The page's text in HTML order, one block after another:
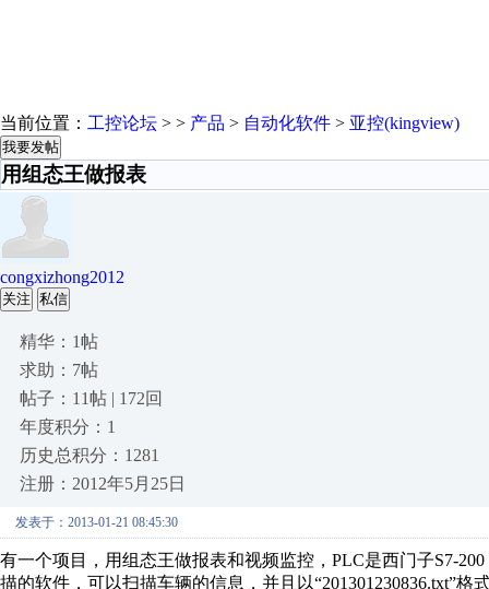
当前位置： 工控论坛 > > 产品 > 自动化软件 > 亚控(kingview)
我要发帖
用组态王做报表
congxizhong2012
关注 私信
精华：1帖
求助：7帖
帖子：11帖 | 172回
年度积分：1
历史总积分：1281
注册：2012年5月25日
发表于：2013-01-21 08:45:30
有一个项目，用组态王做报表和视频监控，PLC是西门子S7-
描的软件，可以扫描车辆的信息，并且以“201301230836.txt”